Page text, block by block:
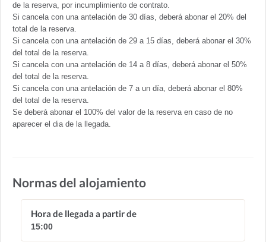
de la reserva, por incumplimiento de contrato.
Si cancela con una antelación de 30 días, deberá abonar el 20% del
total de la reserva.
Si cancela con una antelación de 29 a 15 días, deberá abonar el 30%
del total de la reserva.
Si cancela con una antelación de 14 a 8 días, deberá abonar el 50%
del total de la reserva.
Si cancela con una antelación de 7 a un día, deberá abonar el 80%
del total de la reserva.
Se deberá abonar el 100% del valor de la reserva en caso de no
aparecer el dia de la llegada.
Normas del alojamiento
Hora de llegada a partir de
15:00